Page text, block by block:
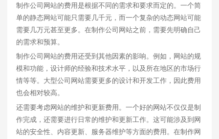
制作公司网站的费用是根据不同的需求和要求而定的。一个简
单的静态网站可能只需要几千元，而一个复杂的动态网站可能
需要几万元甚至更多。在制作公司网站之前，需要先明确自己
的需求和预算。
制作公司网站的费用还受到其他因素的影响。例如，网站的规
模和功能，设计师的经验和技术水平，以及所在地区的市场行
情等等。大型公司网站需要更多的设计和开发工作，因此费用
也会相对较高。
还需要考虑网站的维护和更新费用。一个好的网站不仅仅是制
作完成，还需要进行日常的维护和更新工作。这可能涉及到网
站的安全性、内容更新、服务器维护等方面的费用。在制作网